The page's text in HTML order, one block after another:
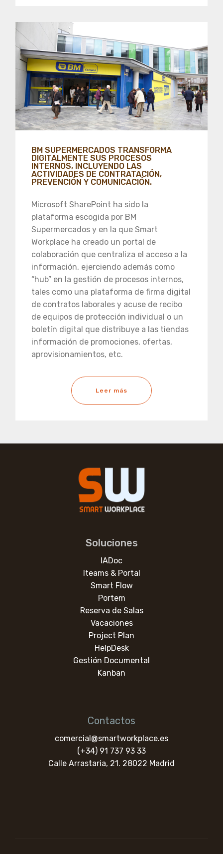
BM SUPERMERCADOS TRANSFORMA
DIGITALMENTE SUS PROCESOS
INTERNOS, INCLUYENDO LAS
ACTIVIDADES DE CONTRATACIÓN,
PREVENCIÓN Y COMUNICACIÓN.
Microsoft SharePoint ha sido la
plataforma escogida por BM
Supermercados y en la que Smart
Workplace ha creado un portal de
colaboración que centraliza el acceso a la
información, ejerciendo además como
“hub” en la gestión de procesos internos,
tales como una plataforma de firma digital
de contratos laborales y acuse de recibo
de equipos de protección individual o un
boletín digital que distribuye a las tiendas
información de promociones, ofertas,
aprovisionamientos, etc.
Leer más
Soluciones
IADoc
Iteams & Portal
Smart Flow
Portem
Reserva de Salas
Vacaciones
Project Plan
HelpDesk
Gestión Documental
Kanban
Contactos
comercial@smartworkplace.es
(+34) 91 737 93 33
Calle Arrastaria, 21. 28022 Madrid